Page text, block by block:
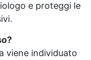
e proteggi le
viene individuato